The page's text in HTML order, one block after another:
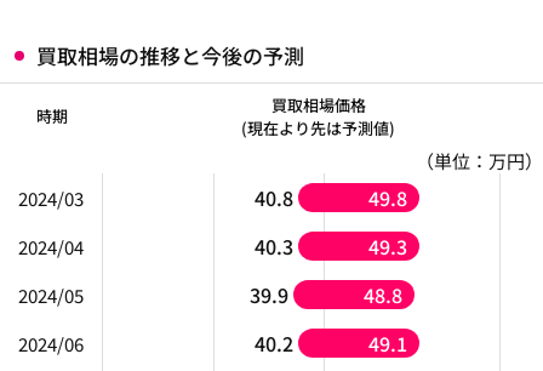
買取相場の推移と今後の予測
時期
買取相場価格
(現在より先は予測値)
（単位：万円）
2024/03
40.8 49.8
2024/04 40.3 49.3
2024/05 39.9 48.8
2024/06 40.2 49.1